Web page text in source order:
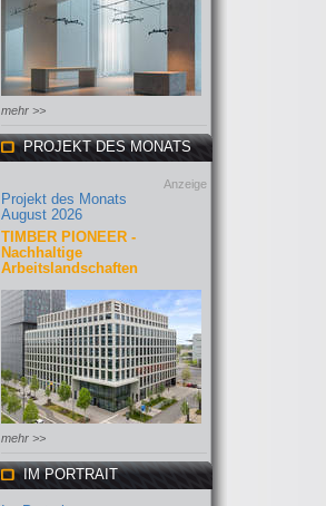
mehr >>
PROJEKT DES MONATS
Anzeige
Projekt des Monats
August 2026
TIMBER PIONEER -
Nachhaltige
Arbeitslandschaften
mehr >>
IM PORTRAIT